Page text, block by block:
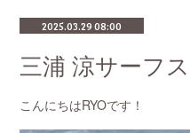
2025.03.29 08:00
こんにちはRYOです！